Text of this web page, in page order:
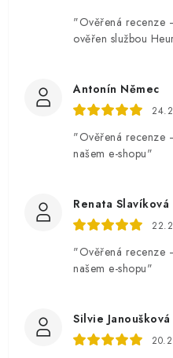
"Ověřená recenze
ověřen službou
Antonín Němec
"Ověřená recenze
našem e-shopu"
Renata Slavíková
"Ověřená recenze
našem e-shopu"
Silvie Janoušková